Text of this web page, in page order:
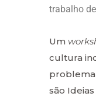
trabalho
Um
cultura
problema
são